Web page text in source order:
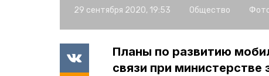
29 сентября 2020, 19:53 Общество
Планы по развитию
связи при